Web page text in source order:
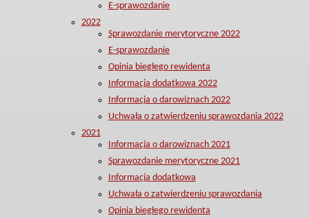
E-sprawozdanie
2022
Sprawozdanie merytoryczne 2022
E-sprawozdanie
Opinia biegłego rewidenta
Informacja dodatkowa 2022
Informacja o darowiznach 2022
Uchwała o zatwierdzeniu sprawozdania 2022
2021
Informacja o darowiznach 2021
Sprawozdanie merytoryczne 2021
Informacja dodatkowa
Uchwała o zatwierdzeniu sprawozdania
Opinia biegłego rewidenta